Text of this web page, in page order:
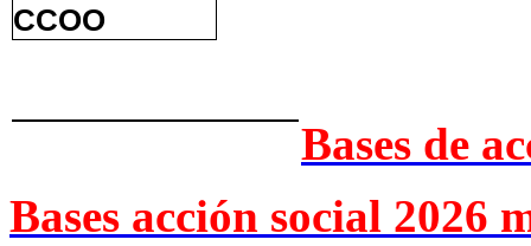
Bases de
Bases acción social 2026